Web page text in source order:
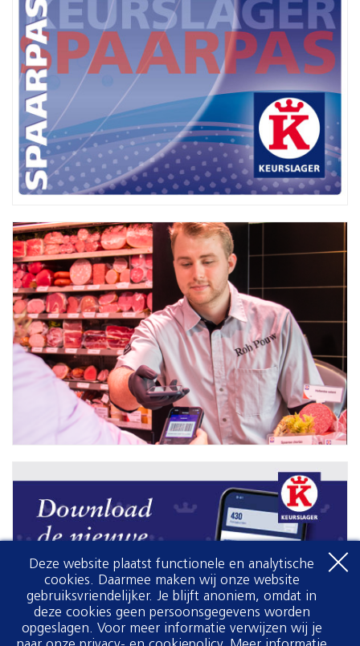
Deze website plaatst functionele en analytische
cookies. Daarmee maken wij onze website
gebruiksvriendelijker. Je blijft anoniem, omdat in
deze cookies geen persoonsgegevens worden
opgeslagen. Voor meer informatie verwijzen wij je